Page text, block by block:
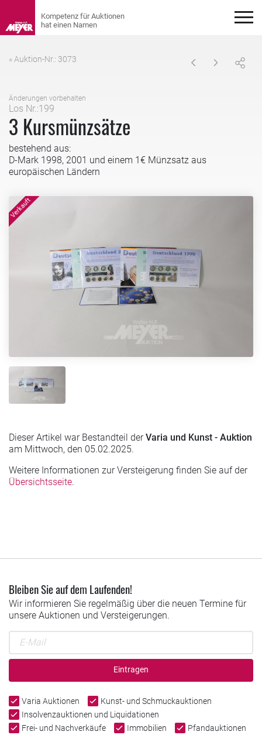
« Auktion-Nr.: 3073
Änderungen vorbehalten
Los Nr.:199
3 Kursmünzsätze
bestehend aus:
D-Mark 1998, 2001 und einem 1€ Münzsatz aus
europäischen Ländern
Dieser Artikel war Bestandteil derVaria und Kunst - Auktion
am Mittwoch, den 05.02.2025.
Weitere Informationen zur Versteigerung finden Sie auf der
Übersichtsseite.
Bleiben Sie auf dem Laufenden!
Wir informieren Sie regelmäßig über die neuen Termine für
unsere Auktionen und Versteigerungen.
Eintragen
Varia Auktionen
Kunst- und Schmuckauktionen
Insolvenzauktionen und Liquidationen
Frei- und Nachverkäufe
Immobilien Pfandauktionen